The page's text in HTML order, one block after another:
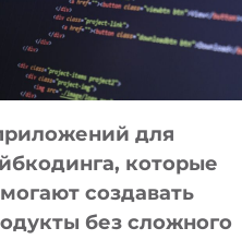
РАБОТЫ
для
которые
создавать
без сложного